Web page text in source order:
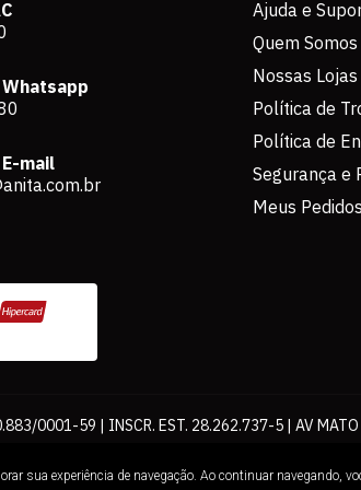
mail
Ajuda e
Quem Somos
Nossas Lojas
Política de
Política de
Segurança e
Meus Pedidos
0001-59 | INSCR. EST. 28.262.737-5 | AV
Loja. É proibida a utilização total ou parcial sem
sua experiência de navegação. Ao continuar navegando,